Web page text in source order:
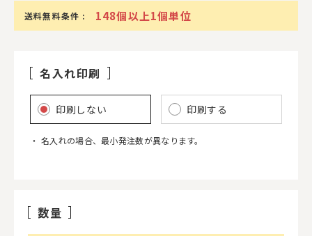
送料無料条件 : 148個以上1個単位
名入れ印刷
印刷しない 印刷する
名入れの場合、最小発注数が異なります。
数量